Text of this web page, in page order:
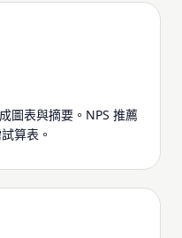
圖表與摘要。NPS 推薦
算表。